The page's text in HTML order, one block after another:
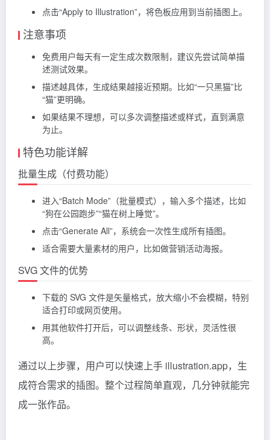
点击“Apply to Illustration”，将色板应用到当前插图上。
注意事项
免费用户每天有一定生成次数限制，建议先尝试简单描
述测试效果。
描述越具体，生成结果越接近预期。比如“一只黑猫”比
“猫”更明确。
如果结果不理想，可以多次调整描述或样式，直到满意
为止。
特色功能详解
批量生成（付费功能）
进入“Batch Mode”（批量模式），输入多个描述，比如
“狗在公园跑步”“猫在树上睡觉”。
点击“Generate All”，系统会一次性生成所有插图。
适合需要大量素材的用户，比如做营销活动海报。
SVG 文件的优势
下载的 SVG 文件是矢量格式，放大缩小不会模糊，特别
适合打印或网页使用。
用其他软件打开后，可以调整线条、形状，灵活性很
高。
通过以上步骤，用户可以快速上手 illustration.app，生
成符合需求的插图。整个过程简单直观，几分钟就能完
成一张作品。